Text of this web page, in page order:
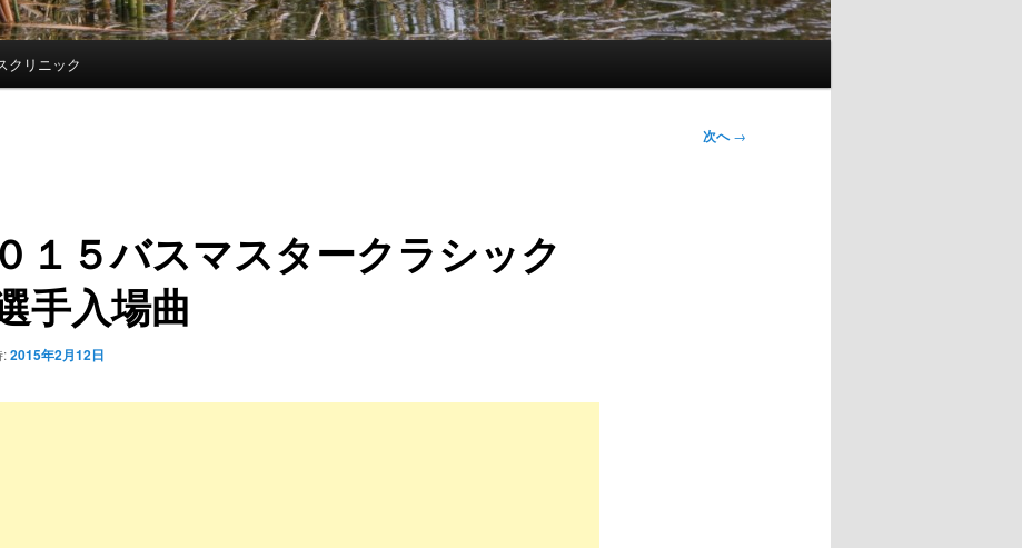
クリニック
次へ→
１５バスマスタークラシック
手入場曲
:2015年2月12日